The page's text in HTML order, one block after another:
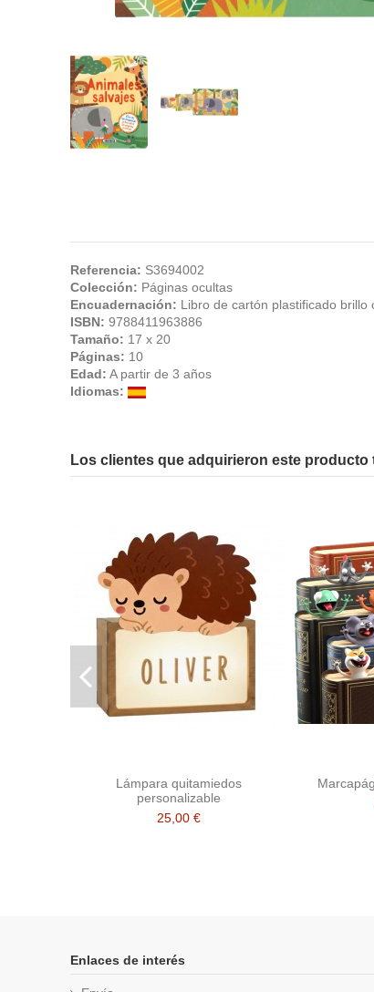
Referencia: S3694002
Colección: Páginas ocultas
Encuadernación: Libro de cartón plastificado brillo
ISBN: 9788411963886
Tamaño: 17 x 20
Páginas: 10
Edad: A partir de 3 años
Idiomas:
Los clientes que adquirieron este producto
Lámpara quitamiedos
personalizable
25,00 €
Enlaces de interés